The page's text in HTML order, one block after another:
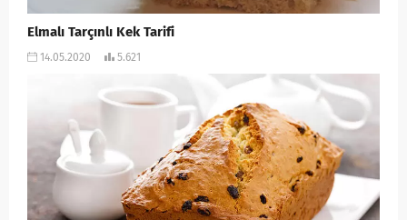
Elmalı Tarçınlı Kek Tarifi
14.05.2020 5.621